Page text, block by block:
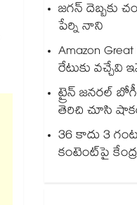
జగన్ దెబ్బకు
పేర్ని నాని
Amazon
రేటుకు వచ్చేవి
ట్రైన్ జనరల్
తెరిచి చూసి
36 కాదు 3
కంటెంట్‎పై